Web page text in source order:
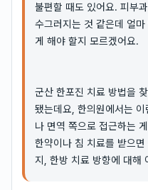
불편할 때도 있어요. 피부
수그러지는 것 같은데 얼
게 해야 할지 모르겠어요.
군산 한포진 치료 방법을
됐는데요, 한의원에서는
나 면역 쪽으로 접근하는
한약이나 침 치료를 받으
지, 한방 치료 방향에 대해